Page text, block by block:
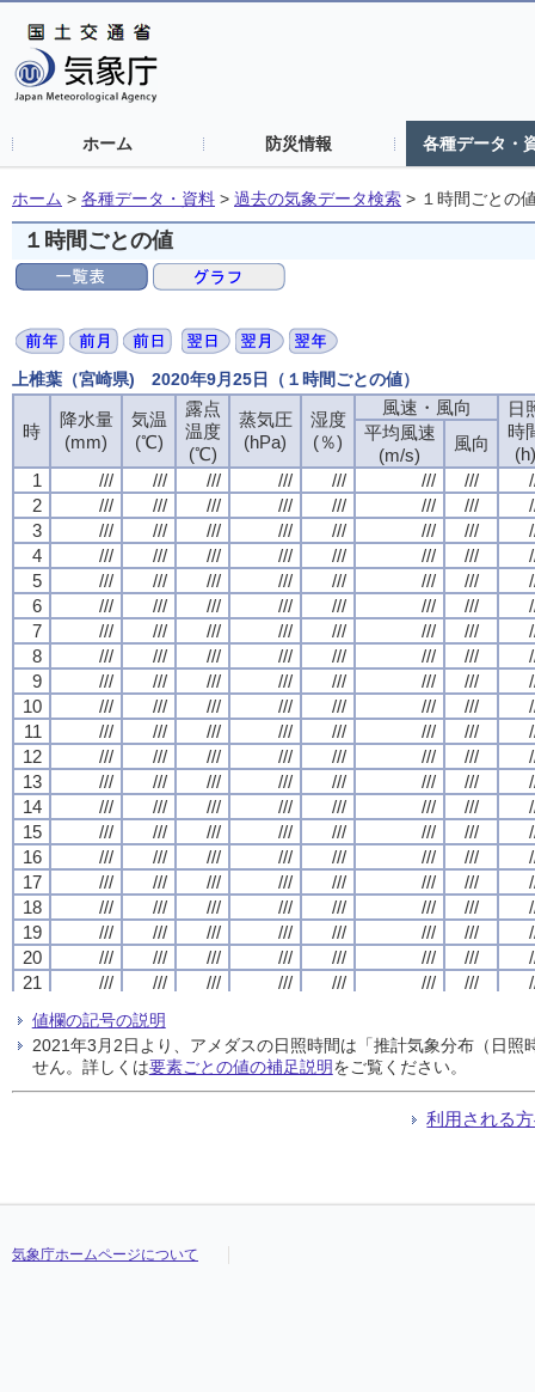
ホーム 防災情報 各種データ・
ホーム > 各種データ・資料 > 過去の気象データ検索 > １時間ごとの
１時間ごとの値
上椎葉（宮崎県) 2020年9月25日（１時間ごとの値）
時
降水量
(mm)
気温
(℃)
露点
温度
(℃)
蒸気圧
(hPa)
湿度
(％)
風速・風向
日
時
(h)
平均風速
(m/s)
風向
1
/// /// /// /// /// /// ///
2
/// /// /// /// /// /// ///
3
/// /// /// /// /// /// ///
4
/// /// /// /// /// /// ///
5
/// /// /// /// /// /// ///
6
/// /// /// /// /// /// ///
7
/// /// /// /// /// /// ///
8
/// /// /// /// /// /// ///
9
/// /// /// /// /// /// ///
10
/// /// /// /// /// /// ///
11
/// /// /// /// /// /// ///
12
/// /// /// /// /// /// ///
13
/// /// /// /// /// /// ///
14
/// /// /// /// /// /// ///
15
/// /// /// /// /// /// ///
16
/// /// /// /// /// /// ///
17
/// /// /// /// /// /// ///
18
/// /// /// /// /// /// ///
19
/// /// /// /// /// /// ///
20
/// /// /// /// /// /// ///
21
/// /// /// /// /// /// ///
23
/// /// ///
24
/// /// /// /// /// /// ///
時
降水量
(mm)
気温
(℃)
露点
温度
(℃)
蒸気圧
(hPa)
湿度
(％)
風速・風向
日
時
(h)
平均風速
(m/s)
風向
1
/// /// /// /// /// /// ///
2
/// /// /// /// /// /// ///
3
/// /// /// /// /// /// ///
4
/// /// /// /// /// /// ///
5
/// /// /// /// /// /// ///
6
/// /// /// /// /// /// ///
7
/// /// /// /// /// /// ///
8
/// /// /// /// /// /// ///
9
/// /// /// /// /// /// ///
10
/// /// /// /// /// /// ///
11
/// /// /// /// /// /// ///
12
/// /// /// /// /// /// ///
13
/// /// /// /// /// /// ///
14
/// /// /// /// /// /// ///
15
/// /// /// /// /// /// ///
16
/// /// /// /// /// /// ///
17
/// /// /// /// /// /// ///
18
/// /// /// /// /// /// ///
19
/// /// /// /// /// /// ///
20
/// /// /// /// /// /// ///
21
/// /// /// /// /// /// ///
23
/// /// ///
24
/// /// /// /// /// /// ///
時
降水量
(mm)
気温
(℃)
露点
温度
(℃)
蒸気圧
(hPa)
湿度
(％)
風速・風向
日
時
(h)
平均風速
(m/s)
風向
1
/// /// /// /// /// /// ///
2
/// /// /// /// /// /// ///
3
/// /// /// /// /// /// ///
4
/// /// /// /// /// /// ///
5
/// /// /// /// /// /// ///
6
/// /// /// /// /// /// ///
7
/// /// /// /// /// /// ///
8
/// /// /// /// /// /// ///
9
/// /// /// /// /// /// ///
10
/// /// /// /// /// /// ///
11
/// /// /// /// /// /// ///
12
/// /// /// /// /// /// ///
13
/// /// /// /// /// /// ///
14
/// /// /// /// /// /// ///
15
/// /// /// /// /// /// ///
16
/// /// /// /// /// /// ///
17
/// /// /// /// /// /// ///
18
/// /// /// /// /// /// ///
19
/// /// /// /// /// /// ///
20
/// /// /// /// /// /// ///
21
/// /// /// /// /// /// ///
23
/// /// ///
24
/// /// /// /// /// /// ///
時
降水量
(mm)
気温
(℃)
露点
温度
(℃)
蒸気圧
(hPa)
湿度
(％)
風速・風向
日
時
(h)
平均風速
(m/s)
風向
1
/// /// /// /// /// /// ///
2
/// /// /// /// /// /// ///
3
/// /// /// /// /// /// ///
4
/// /// /// /// /// /// ///
5
/// /// /// /// /// /// ///
6
/// /// /// /// /// /// ///
7
/// /// /// /// /// /// ///
8
/// /// /// /// /// /// ///
9
/// /// /// /// /// /// ///
10
/// /// /// /// /// /// ///
11
/// /// /// /// /// /// ///
12
/// /// /// /// /// /// ///
13
/// /// /// /// /// /// ///
14
/// /// /// /// /// /// ///
15
/// /// /// /// /// /// ///
16
/// /// /// /// /// /// ///
17
/// /// /// /// /// /// ///
18
/// /// /// /// /// /// ///
19
/// /// /// /// /// /// ///
20
/// /// /// /// /// /// ///
21
/// /// /// /// /// /// ///
23
/// /// ///
24
/// /// /// /// /// /// ///
値欄の記号の説明
2021年3月2日より、アメダスの日照時間は「推計気象分布（日
せん。詳しくは要素ごとの値の補足説明をご覧ください。
利用される
気象庁ホームページについて